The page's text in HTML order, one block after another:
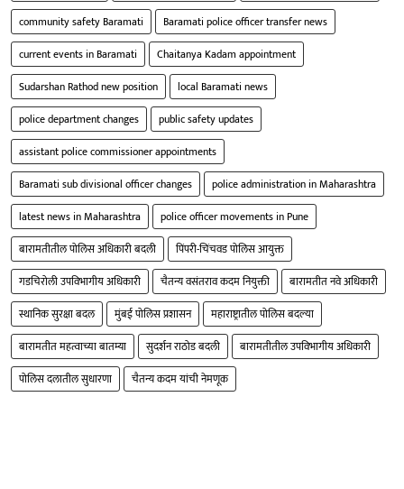
community safety Baramati
Baramati police officer transfer news
current events in Baramati
Chaitanya Kadam appointment
Sudarshan Rathod new position
local Baramati news
police department changes
public safety updates
assistant police commissioner appointments
Baramati sub divisional officer changes
police administration in Maharashtra
latest news in Maharashtra
police officer movements in Pune
बारामतीतील पोलिस अधिकारी बदली
पिंपरी-चिंचवड पोलिस आयुक्त
गडचिरोली उपविभागीय अधिकारी
चैतन्य वसंतराव कदम नियुक्ती
बारामतीत नवे अधिकारी
स्थानिक सुरक्षा बदल
मुंबई पोलिस प्रशासन
महाराष्ट्रातील पोलिस बदल्या
बारामतीत महत्वाच्या बातम्या
सुदर्शन राठोड बदली
बारामतीतील उपविभागीय अधिकारी
पोलिस दलातील सुधारणा
चैतन्य कदम यांची नेमणूक